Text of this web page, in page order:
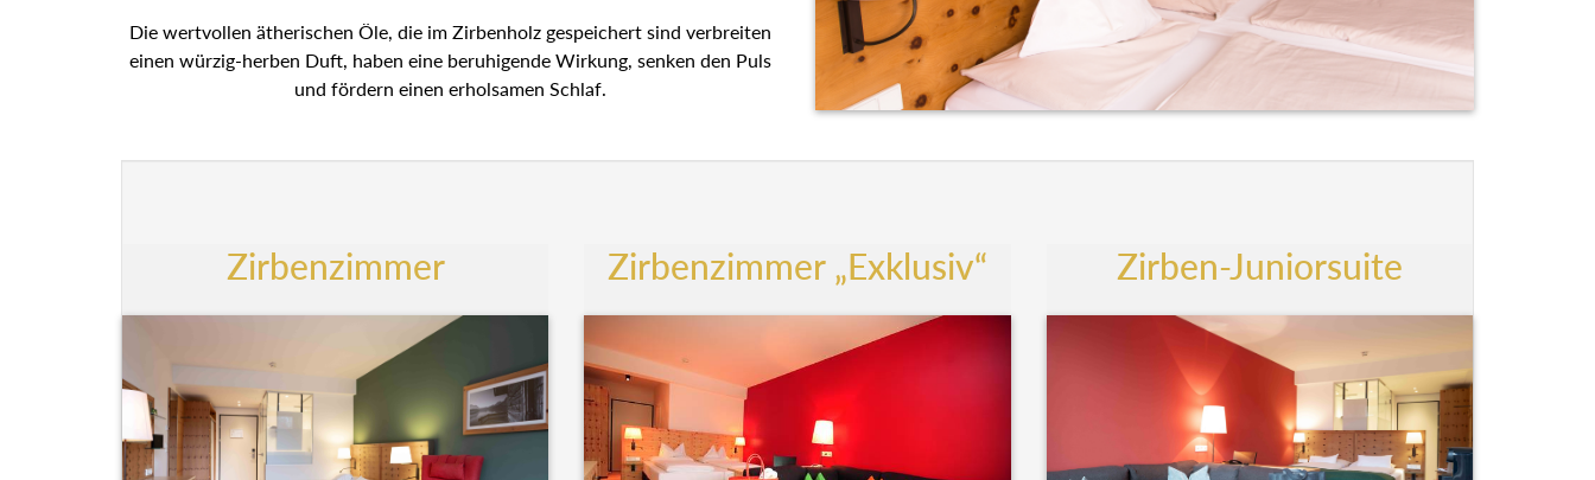
Die wertvollen ätherischen Öle, die im Zirbenholz gespeichert sind verbreiten
einen würzig-herben Duft, haben eine beruhigende Wirkung, senken den Puls
und fördern einen erholsamen Schlaf.
Zirbenzimmer Zirbenzimmer „Exklusiv“ Zirben-Juniorsuite